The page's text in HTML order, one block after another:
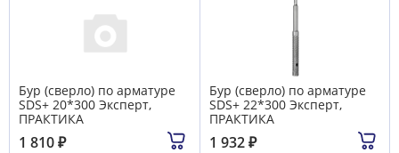
Бур (сверло) по арматуре
SDS+ 20*300 Эксперт,
ПРАКТИКА
1 810₽
Бур (сверло) по арматуре
SDS+ 22*300 Эксперт,
ПРАКТИКА
1 932₽